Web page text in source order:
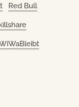
Red Bull